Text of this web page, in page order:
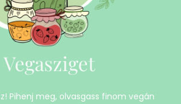
Vegasziget
Pihenj meg, olvasgass finom vegán